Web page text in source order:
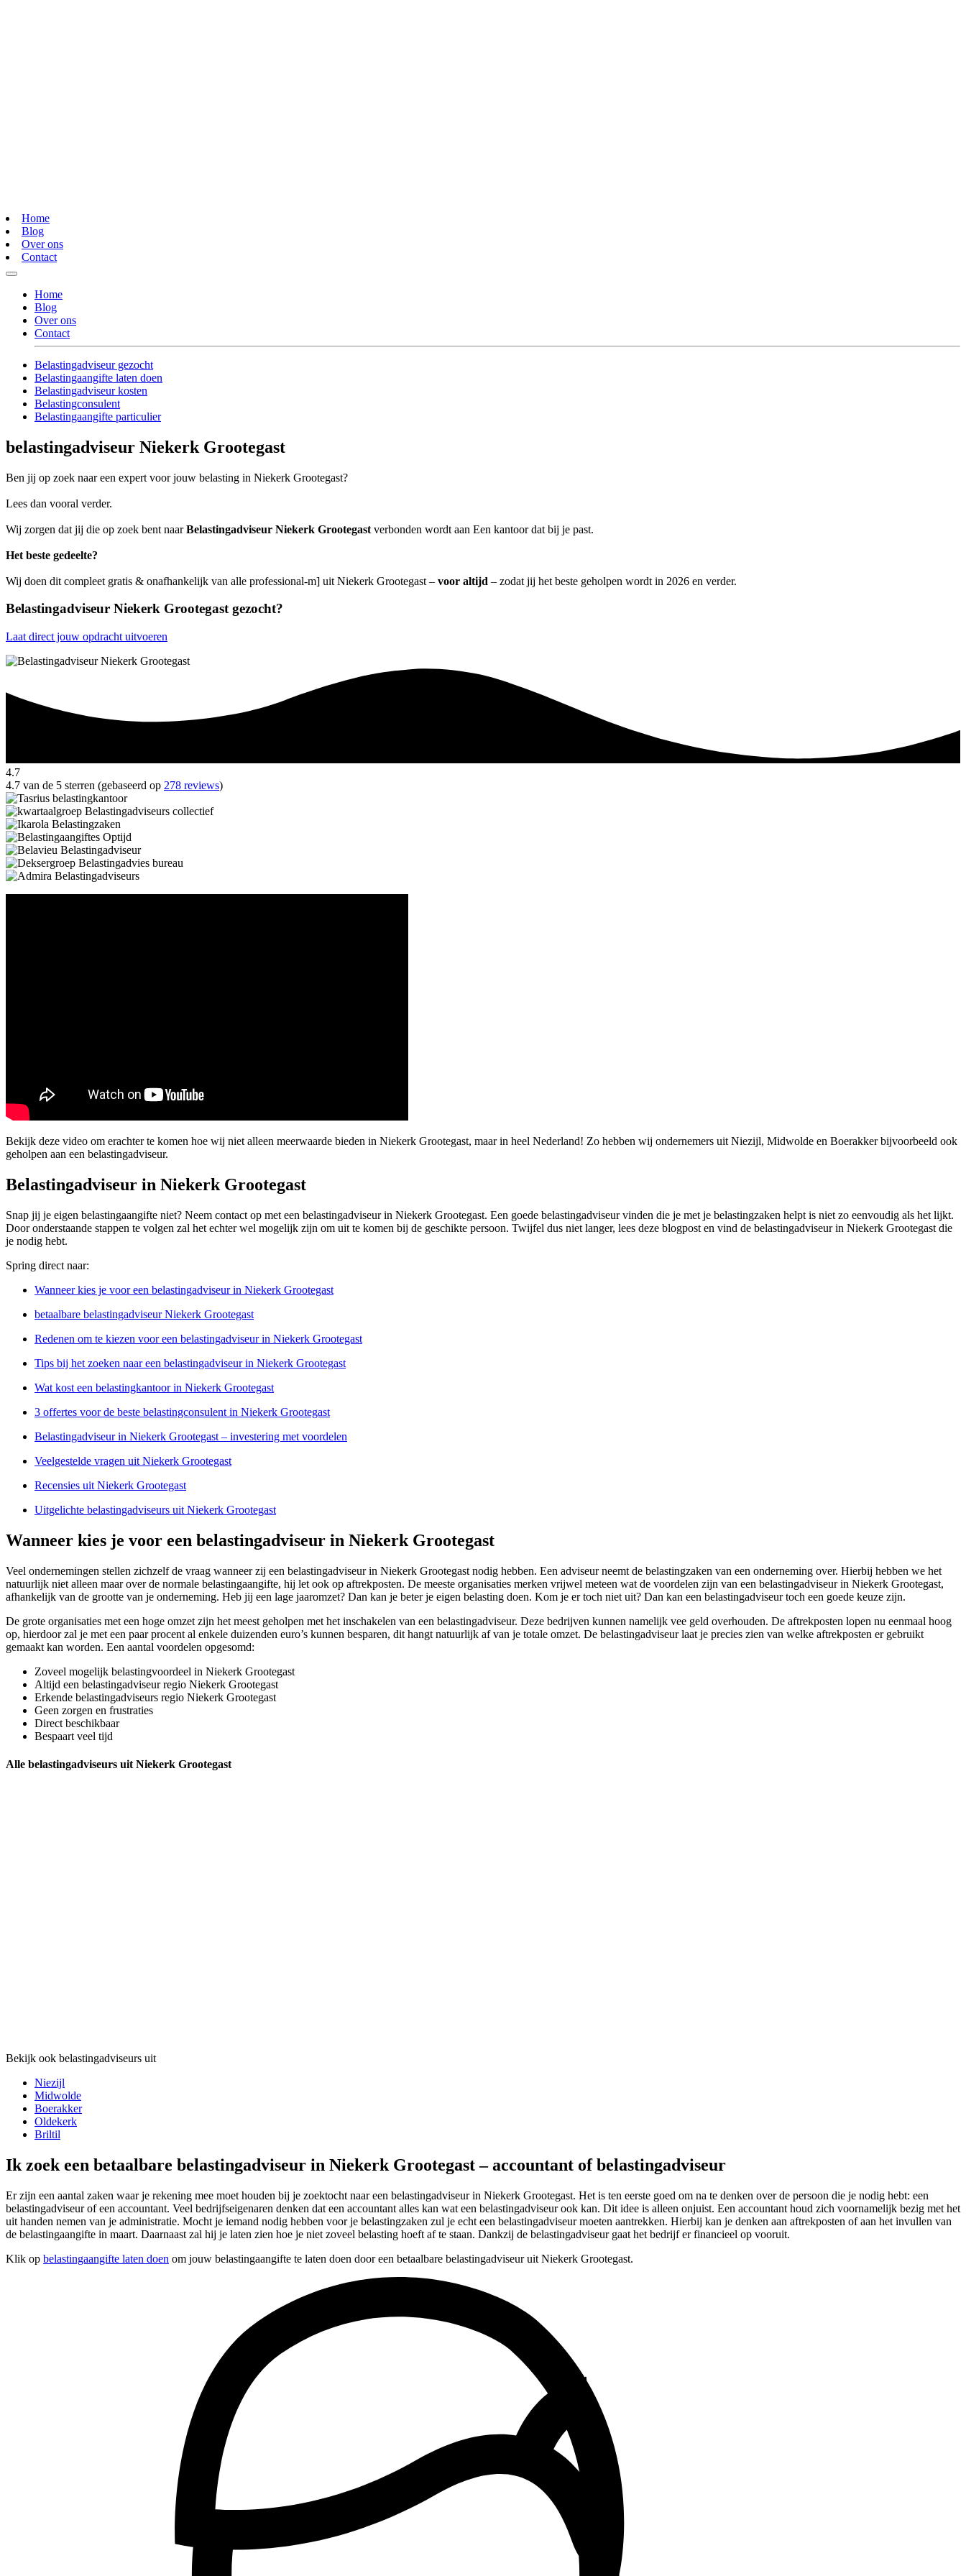
Home
Blog
Over ons
Contact
Home
Blog
Over ons
Contact
Belastingadviseur gezocht
Belastingaangifte laten doen
Belastingadviseur kosten
Belastingconsulent
Belastingaangifte particulier
belastingadviseur Niekerk Grootegast
Ben jij op zoek naar een expert voor jouw belasting in Niekerk Grootegast?
Lees dan vooral verder.
Wij zorgen dat jij die op zoek bent naarBelastingadviseur Niekerk Grootegast verbonden wordt aan Een kantoor dat bij je past.
Het beste gedeelte?
Wij doen dit compleet gratis & onafhankelijk van alle professional-m] uit Niekerk Grootegast – voor altijd – zodat jij het beste geholpen wordt in 2026 en verder.
Belastingadviseur Niekerk Grootegast gezocht?
Laat direct jouw opdracht uitvoeren
4.7
4.7 van de 5 sterren (gebaseerd op 278 reviews)
Bekijk deze video om erachter te komen hoe wij niet alleen meerwaarde bieden in Niekerk Grootegast, maar in heel Nederland! Zo hebben wij ondernemers uit Niezijl, Midwolde en Boerakker bijvoorbeeld ook
geholpen aan een belastingadviseur.
Belastingadviseur in Niekerk Grootegast
Snap jij je eigen belastingaangifte niet? Neem contact op met een belastingadviseur in Niekerk Grootegast. Een goede belastingadviseur vinden die je met je belastingzaken helpt is niet zo eenvoudig als het lijkt.
Door onderstaande stappen te volgen zal het echter wel mogelijk zijn om uit te komen bij de geschikte persoon. Twijfel dus niet langer, lees deze blogpost en vind de belastingadviseur in Niekerk Grootegast die
je nodig hebt.
Spring direct naar:
Wanneer kies je voor een belastingadviseur in Niekerk Grootegast
betaalbare belastingadviseur Niekerk Grootegast
Redenen om te kiezen voor een belastingadviseur in Niekerk Grootegast
Tips bij het zoeken naar een belastingadviseur in Niekerk Grootegast
Wat kost een belastingkantoor in Niekerk Grootegast
3 offertes voor de beste belastingconsulent in Niekerk Grootegast
Belastingadviseur in Niekerk Grootegast – investering met voordelen
Veelgestelde vragen uit Niekerk Grootegast
Recensies uit Niekerk Grootegast
Uitgelichte belastingadviseurs uit Niekerk Grootegast
Wanneer kies je voor een belastingadviseur in Niekerk Grootegast
Veel ondernemingen stellen zichzelf de vraag wanneer zij een belastingadviseur in Niekerk Grootegast nodig hebben. Een adviseur neemt de belastingzaken van een onderneming over. Hierbij hebben we het
natuurlijk niet alleen maar over de normale belastingaangifte, hij let ook op aftrekposten. De meeste organisaties merken vrijwel meteen wat de voordelen zijn van een belastingadviseur in Niekerk Grootegast,
afhankelijk van de grootte van je onderneming. Heb jij een lage jaaromzet? Dan kan je beter je eigen belasting doen. Kom je er toch niet uit? Dan kan een belastingadviseur toch een goede keuze zijn.
De grote organisaties met een hoge omzet zijn het meest geholpen met het inschakelen van een belastingadviseur. Deze bedrijven kunnen namelijk vee geld overhouden. De aftrekposten lopen nu eenmaal hoog
op, hierdoor zal je met een paar procent al enkele duizenden euro’s kunnen besparen, dit hangt natuurlijk af van je totale omzet. De belastingadviseur laat je precies zien van welke aftrekposten er gebruikt
gemaakt kan worden. Een aantal voordelen opgesomd:
Zoveel mogelijk belastingvoordeel in Niekerk Grootegast
Altijd een belastingadviseur regio Niekerk Grootegast
Erkende belastingadviseurs regio Niekerk Grootegast
Geen zorgen en frustraties
Direct beschikbaar
Bespaart veel tijd
Alle belastingadviseurs uit Niekerk Grootegast
Bekijk ook belastingadviseurs uit
Niezijl
Midwolde
Boerakker
Oldekerk
Briltil
Ik zoek een betaalbare belastingadviseur in Niekerk Grootegast – accountant of belastingadviseur
Er zijn een aantal zaken waar je rekening mee moet houden bij je zoektocht naar een belastingadviseur in Niekerk Grootegast. Het is ten eerste goed om na te denken over de persoon die je nodig hebt: een
belastingadviseur of een accountant. Veel bedrijfseigenaren denken dat een accountant alles kan wat een belastingadviseur ook kan. Dit idee is alleen onjuist. Een accountant houd zich voornamelijk bezig met het
uit handen nemen van je administratie. Mocht je iemand nodig hebben voor je belastingzaken zul je echt een belastingadviseur moeten aantrekken. Hierbij kan je denken aan aftrekposten of aan het invullen van
de belastingaangifte in maart. Daarnaast zal hij je laten zien hoe je niet zoveel belasting hoeft af te staan. Dankzij de belastingadviseur gaat het bedrijf er financieel op vooruit.
Klik op belastingaangifte laten doen om jouw belastingaangifte te laten doen door een betaalbare belastingadviseur uit Niekerk Grootegast.